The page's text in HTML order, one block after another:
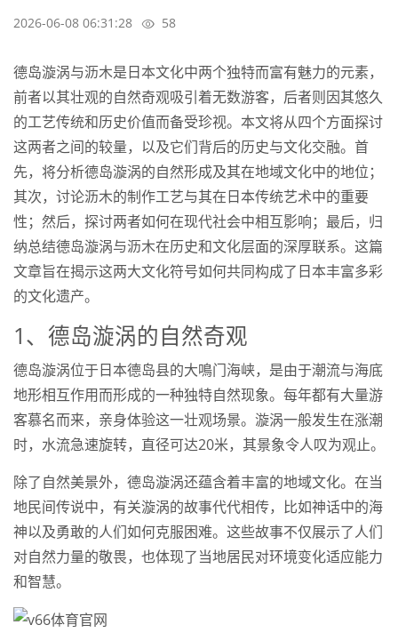
2026-06-08 06:31:28 58
德岛漩涡与沥木是日本文化中两个独特而富有魅力的元素，
前者以其壮观的自然奇观吸引着无数游客，后者则因其悠久
的工艺传统和历史价值而备受珍视。本文将从四个方面探讨
这两者之间的较量，以及它们背后的历史与文化交融。首
先，将分析德岛漩涡的自然形成及其在地域文化中的地位；
其次，讨论沥木的制作工艺与其在日本传统艺术中的重要
性；然后，探讨两者如何在现代社会中相互影响；最后，归
纳总结德岛漩涡与沥木在历史和文化层面的深厚联系。这篇
文章旨在揭示这两大文化符号如何共同构成了日本丰富多彩
的文化遗产。
1、德岛漩涡的自然奇观
德岛漩涡位于日本德岛县的大鳴门海峡，是由于潮流与海底
地形相互作用而形成的一种独特自然现象。每年都有大量游
客慕名而来，亲身体验这一壮观场景。漩涡一般发生在涨潮
时，水流急速旋转，直径可达20米，其景象令人叹为观止。
除了自然美景外，德岛漩涡还蕴含着丰富的地域文化。在当
地民间传说中，有关漩涡的故事代代相传，比如神话中的海
神以及勇敢的人们如何克服困难。这些故事不仅展示了人们
对自然力量的敬畏，也体现了当地居民对环境变化适应能力
和智慧。